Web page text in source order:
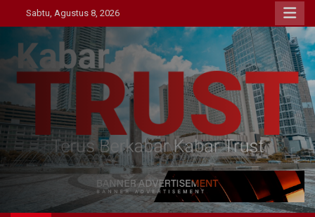
to
content
Sabtu, Agustus 8, 2026
Kabar Trust
Terus Berkabar Kabar Trust